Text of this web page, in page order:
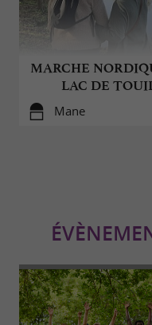
MARCHE
LAC DE
Mane